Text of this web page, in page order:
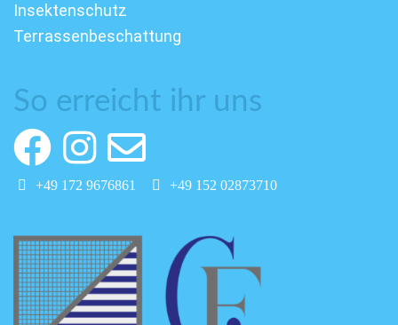
Insektenschutz
Terrassenbeschattung
So erreicht ihr uns
+49 172 9676861 +49 152 02873710